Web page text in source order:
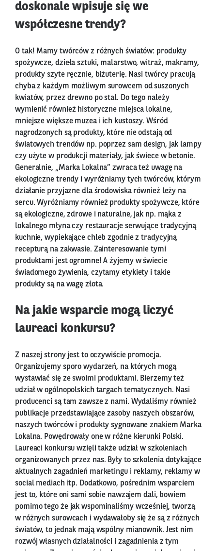
doskonale wpisuje się we
współczesne trendy?
O tak! Mamy twórców z różnych światów: produkty
spożywcze, dzieła sztuki, malarstwo, witraż, makramy,
produkty szyte ręcznie, biżuterię. Nasi twórcy pracują
chyba z każdym możliwym surowcem od suszonych
kwiatów, przez drewno po stal. Do tego należy
wymienić również historyczne miejsca lokalne,
mniejsze większe muzea i ich kustoszy. Wśród
nagrodzonych są produkty, które nie odstają od
światowych trendów np. poprzez sam design, jak lampy
czy użyte w produkcji materiały, jak świece w betonie.
Generalnie, „Marka Lokalna” zwraca też uwagę na
ekologiczne trendy i wyróżniamy tych twórców, którym
działanie przyjazne dla środowiska również leży na
sercu. Wyróżniamy również produkty spożywcze, które
są ekologiczne, zdrowe i naturalne, jak np. mąka z
lokalnego młyna czy restauracje serwujące tradycyjną
kuchnie, wypiekające chleb zgodnie z tradycyjną
recepturą na zakwasie. Zainteresowanie tymi
produktami jest ogromne! A żyjemy w świecie
świadomego żywienia, czytamy etykiety i takie
produkty są na wagę złota.
Na jakie wsparcie mogą liczyć
laureaci konkursu?
Z naszej strony jest to oczywiście promocja.
Organizujemy sporo wydarzeń, na których mogą
wystawiać się ze swoimi produktami. Bierzemy też
udział w ogólnopolskich targach tematycznych. Nasi
producenci są tam zawsze z nami. Wydaliśmy również
publikacje przedstawiające zasoby naszych obszarów,
naszych twórców i produkty sygnowane znakiem Marka
Lokalna. Powędrowały one w różne kierunki Polski.
Laureaci konkursu wzięli także udział w szkoleniach
organizowanych przez nas. Były to szkolenia dotykające
aktualnych zagadnień marketingu i reklamy, reklamy w
social mediach itp. Dodatkowo, pośrednim wsparciem
jest to, które oni sami sobie nawzajem dali, bowiem
pomimo tego że jak wspominaliśmy wcześniej, tworzą
w różnych surowcach i wydawałoby się że są z różnych
światów, to jednak mają wspólny mianownik. Jest nim
rozwój własnych działalności i zagadnienia z tym